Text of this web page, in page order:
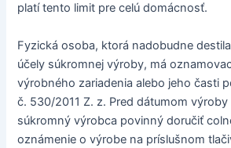
platí tento limit pre celú domácnosť.
Fyzická osoba, ktorá nadobudne
účely súkromnej výroby, má
výrobného zariadenia alebo jeho časti
č. 530/2011 Z. z. Pred dátumom výroby
súkromný výrobca povinný doručiť
oznámenie o výrobe na príslušnom